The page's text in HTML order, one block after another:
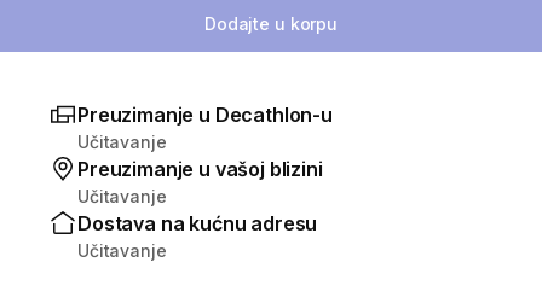
Dodajte u korpu
Preuzimanje u Decathlon-u
Učitavanje
Preuzimanje u vašoj blizini
Učitavanje
Dostava na kućnu adresu
Učitavanje